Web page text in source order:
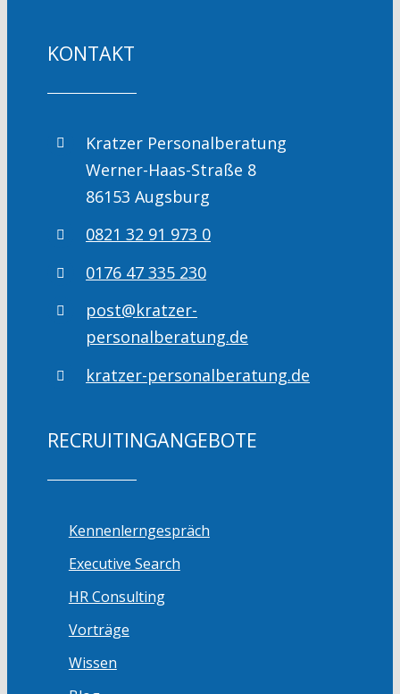
KONTAKT
Kratzer Personalberatung
Werner-Haas-Straße 8
86153 Augsburg
0821 32 91 973 0
0176 47 335 230
post@kratzer-
personalberatung.de
kratzer-personalberatung.de
RECRUITINGANGEBOTE
Kennenlerngespräch
Executive Search
HR Consulting
Vorträge
Wissen